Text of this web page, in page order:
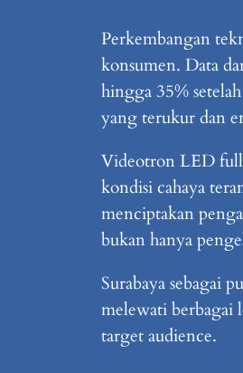
Perkembangan
konsumen. Data
hingga 35%
yang terukur dan
Videotron LED full
kondisi cahaya
menciptakan
bukan hanya
Surabaya sebagai
melewati berbagai
target audience.